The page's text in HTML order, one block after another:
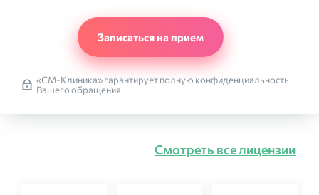
«СМ-Клиника» гарантирует полную конфиденциальность
Вашего обращения.
Смотреть все лицензии